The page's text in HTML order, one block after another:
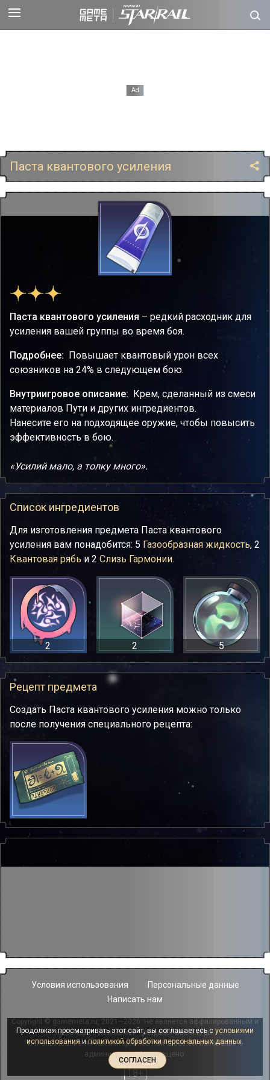
Паста квантового усиления
Паста квантового усиления – редкий расходник для
усиления вашей группы во время боя.
Подробнее: Повышает квантовый урон всех
союзников на 24% в следующем бою.
Внутриигровое описание: Крем, сделанный из смеси
материалов Пути и других ингредиентов.
Нанесите его на подходящее оружие, чтобы повысить
эффективность в бою.
«Усилий мало, а толку много».
Список ингредиентов
Для изготовления предмета Паста квантового
усиления вам понадобится: 5 Газообразная жидкость, 2
Квантовая рябь и 2 Слизь Гармонии.
2 2 5
Рецепт предмета
Создать Паста квантового усиления можно только
после получения специального рецепта:
Условия использования
Персональные данные
Написать нам
Copyright © gamemeta.ru, 2021—2026. Не является аффилированным и
не связан с компанией - разработчиком игры.
Использование любых материалов сайта без согласования с
администрацией запрещено.
18+
Продолжая просматривать этот сайт, вы соглашаетесь с условиями
использованияиполитикой обработки персональных данных.
СОГЛАСЕН